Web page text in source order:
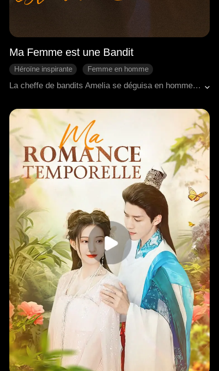
Ma Femme est une Bandit
Héroïne inspirante
Femme en homme
La cheffe de bandits Amelia se déguisa en homme sous le nom d'Alexander, dans le but de s'allier avec le Commandant Lucien contre un ennemi commun. Sans connaître leurs véritables identités, ils finirent par un mariage fortuit. La cheffe de bandits joua la compagne délicate, le commandant joua le lettré raffiné, et ensemble, ils dissipèrent les malentendus et s'unirent pour protéger leur pays.